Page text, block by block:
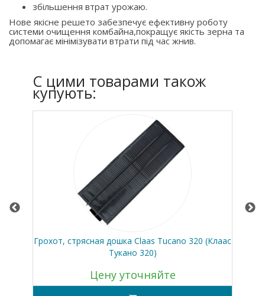
збільшення втрат урожаю.
Нове якісне решето забезпечує ефективну роботу
системи очищення комбайна,покращує якість зерна та
допомагає мінімізувати втрати під час жнив.
C цими товарами також
купують:
Грохот, стрясная дошка Claas Tucano 320 (Клаас
Тукано 320)
Цену уточняйте